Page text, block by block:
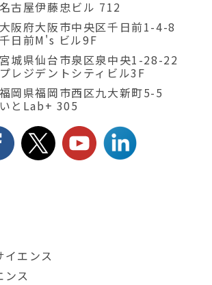
名古屋伊藤忠ビル 712
大阪府大阪市中央区千日前1-4-8
千日前M's ビル9F
宮城県仙台市泉区泉中央1-28-22
プレジデントシティビル3F
福岡県福岡市西区九大新町5-5
いとLab+ 305
イエンス
ンス